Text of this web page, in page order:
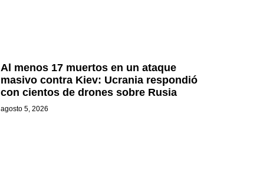
Al menos 17 muertos en un ataque
masivo contra Kiev: Ucrania respondió
con cientos de drones sobre Rusia
agosto 5, 2026